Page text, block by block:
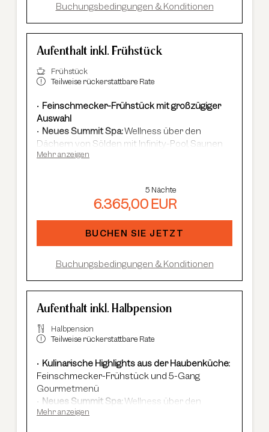
Buchungsbedingungen & Konditionen
Aufenthalt inkl. Frühstück
Frühstück
Teilweise rückerstattbare Rate
Feinschmecker-Frühstück mit großzügiger
Auswahl
Neues Summit Spa:Wellness über den
Dächern von Sölden mit Infinity-Pool, Saunen
und Cardio Fitness
kostenlose Summer Card, AREA
47 Eintritt, geführte Wanderungen etc.
Mehr anzeigen
5 Nächte
6.365,00 EUR
BUCHEN SIE JETZT
Buchungsbedingungen & Konditionen
Aufenthalt inkl. Halbpension
Halbpension
Teilweise rückerstattbare Rate
Kulinarische Highlights aus der Haubenküche:
Feinschmecker-Frühstück und 5-Gang
Gourmetmenü
Neues Summit Spa:Wellness über den
Dächern von Sölden mit Infinity-Pool, Saunen
Mehr anzeigen